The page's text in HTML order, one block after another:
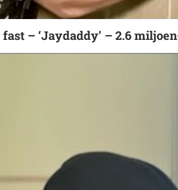
fast – ‘Jaydaddy’ – 2.6